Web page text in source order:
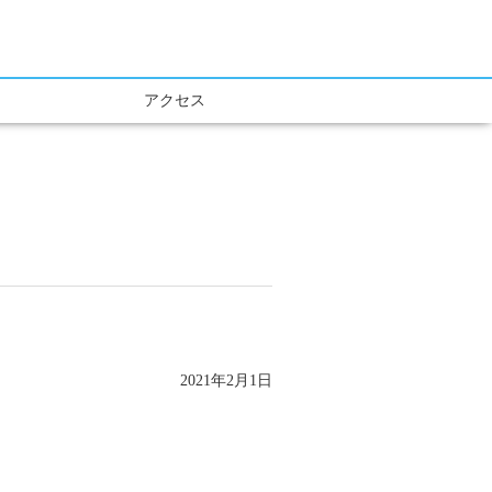
アクセス
2021年2月1日